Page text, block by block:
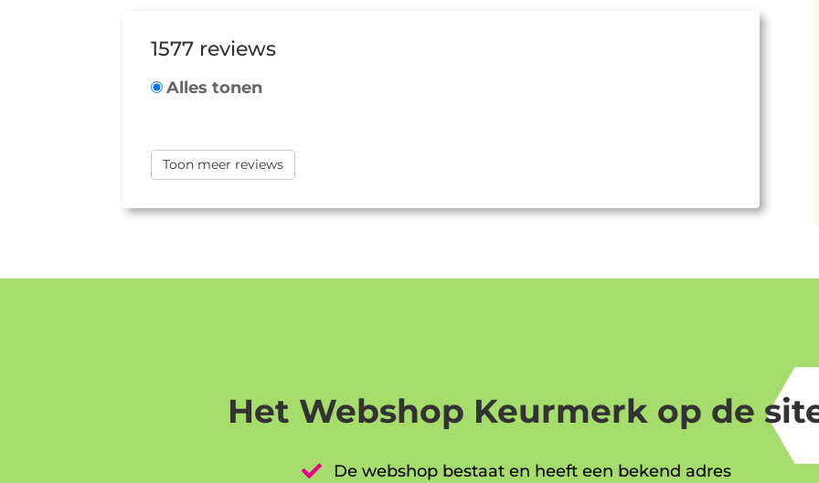
1577 reviews
Alles tonen
Toon meer reviews
Het Webshop Keurmerk op de

De webshop bestaat en heeft een bekend adres